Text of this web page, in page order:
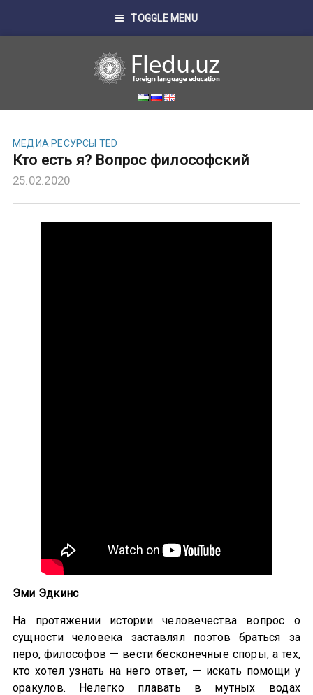
TOGGLE MENU
МЕДИА РЕСУРСЫ TED
Кто есть я? Вопрос философский
25.02.2020
Эми Эдкинс
На протяжении истории человечества вопрос о
сущности человека заставлял поэтов браться за
перо, философов — вести бесконечные споры, а тех,
кто хотел узнать на него ответ, — искать помощи у
оракулов. Нелегко плавать в мутных водах